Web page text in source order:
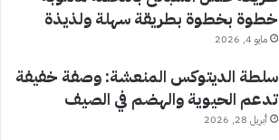
خطوة بخطوة بطريقة سهلة ولذيذة
مايو 4, 2026
سلطة الديتوكس المنعشة: وصفة خفيفة
تدعم الحيوية والهضم في الصيف
أبريل 28, 2026